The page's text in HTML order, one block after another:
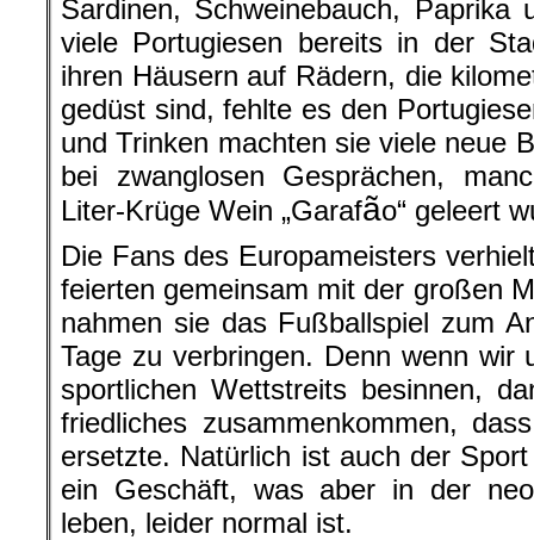
Sardinen, Schweinebauch,
viele Portugiesen bereits in der
ihren Häusern auf Rädern, die
gedüst sind, fehlte es den
und Trinken machten sie viele neue
bei zwanglosen Gesprächen,
Liter-Krüge Wein „Garafão“ geleert
Die Fans des Europameisters
feierten gemeinsam mit der großen
nahmen sie das Fußballspiel zum
Tage zu verbringen. Denn wenn wir
sportlichen Wettstreits besinnen,
friedliches zusammenkommen,
ersetzte. Natürlich ist auch der
ein Geschäft, was aber in der
leben, leider normal ist.